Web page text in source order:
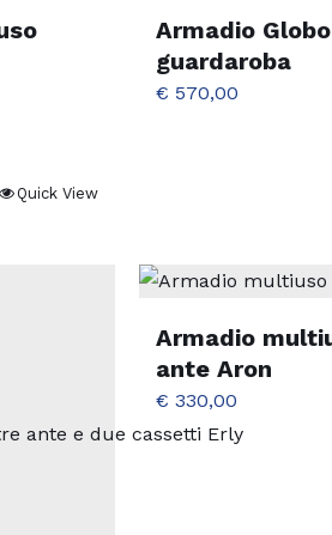
Quick View
Armadio Globo
guardaroba
€ 570,00
Armadio
ante Aron
€ 330,00